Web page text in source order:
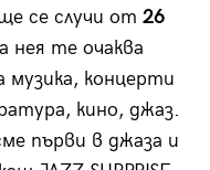
се случи от 26
нея те очаква
музика, концерти
кино, джаз.
първи в джаза и